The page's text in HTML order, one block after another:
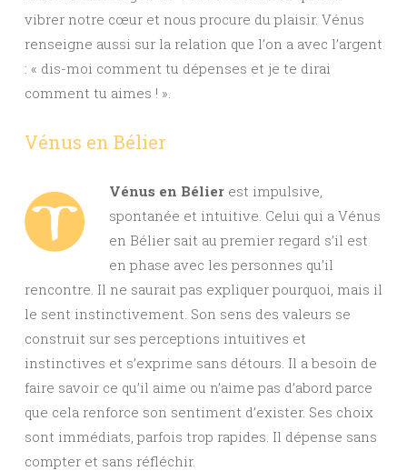
vibrer notre cœur et nous procure du plaisir. Vénus
renseigne aussi sur la relation que l’on a avec l’argent
: « dis-moi comment tu dépenses et je te dirai
comment tu aimes ! ».
Vénus en Bélier
Vénus en Bélier est impulsive,
spontanée et intuitive. Celui qui a Vénus
en Bélier sait au premier regard s’il est
en phase avec les personnes qu’il
rencontre. Il ne saurait pas expliquer pourquoi, mais il
le sent instinctivement. Son sens des valeurs se
construit sur ses perceptions intuitives et
instinctives et s’exprime sans détours. Il a besoin de
faire savoir ce qu’il aime ou n’aime pas d’abord parce
que cela renforce son sentiment d’exister. Ses choix
sont immédiats, parfois trop rapides. Il dépense sans
compter et sans réfléchir.